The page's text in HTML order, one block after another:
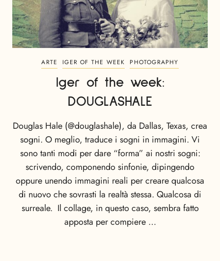
ARTE IGER OF THE WEEK PHOTOGRAPHY
Iger of the week:
DOUGLASHALE
Douglas Hale (@douglashale), da Dallas, Texas, crea
sogni. O meglio, traduce i sogni in immagini. Vi
sono tanti modi per dare “forma” ai nostri sogni:
scrivendo, componendo sinfonie, dipingendo
oppure unendo immagini reali per creare qualcosa
di nuovo che sovrasti la realtà stessa. Qualcosa di
surreale. Il collage, in questo caso, sembra fatto
apposta per compiere …